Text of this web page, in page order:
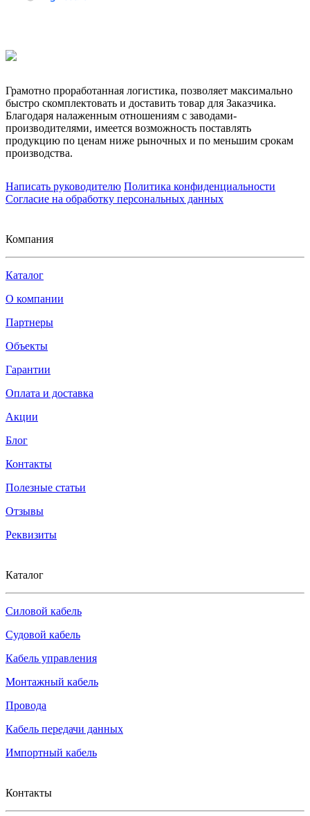
Грамотно проработанная логистика, позволяет максимально
быстро скомплектовать и доставить товар для Заказчика.
Благодаря налаженным отношениям с заводами-
производителями, имеется возможность поставлять
продукцию по ценам ниже рыночных и по меньшим срокам
производства.
Написать руководителю Политика конфиденциальности
Согласие на обработку персональных данных
Компания
Каталог
О компании
Партнеры
Объекты
Гарантии
Оплата и доставка
Акции
Блог
Контакты
Полезные статьи
Отзывы
Реквизиты
Каталог
Силовой кабель
Судовой кабель
Кабель управления
Монтажный кабель
Провода
Кабель передачи данных
Импортный кабель
Контакты